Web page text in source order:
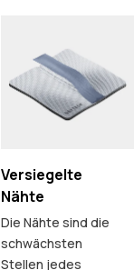
Versiegelte
Nähte
Die Nähte sind die
schwächsten
Stellen jedes